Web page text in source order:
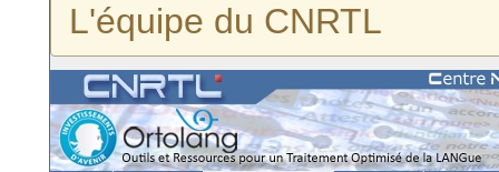
L'équipe du CNRTL